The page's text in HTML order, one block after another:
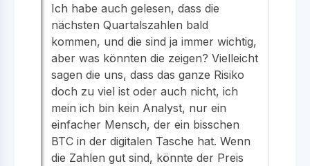
Ich habe auch gelesen, dass die
nächsten Quartalszahlen bald
kommen, und die sind ja immer wichtig,
aber was könnten die zeigen? Vielleicht
sagen die uns, dass das ganze Risiko
doch zu viel ist oder auch nicht, ich
mein ich bin kein Analyst, nur ein
einfacher Mensch, der ein bisschen
BTC in der digitalen Tasche hat. Wenn
die Zahlen gut sind, könnte der Preis